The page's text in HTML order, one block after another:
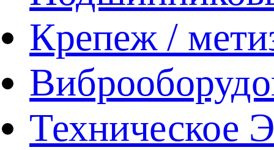
Крепеж /
Техническое